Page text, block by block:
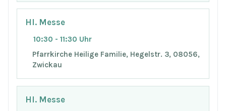
Hl. Messe
10:30 - 11:30 Uhr
Pfarrkirche Heilige Familie, Hegelstr. 3, 08056,
Zwickau
Hl. Messe